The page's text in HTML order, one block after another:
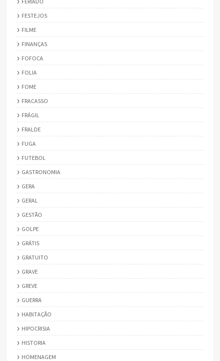
FESTEJOS
FILME
FINANÇAS
FOFOCA
FOLIA
FOME
FRACASSO
FRÁGIL
FRALDE
FUGA
FUTEBOL
GASTRONOMIA
GERA
GERAL
GESTÃO
GOLPE
GRÁTIS
GRATUITO
GRAVE
GREVE
GUERRA
HABITAÇÃO
HIPOCRISIA
HISTORIA
HOMENAGEM